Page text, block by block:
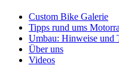
Custom Bike Galerie
Tipps rund ums
Umbau: Hinweise und
Über uns
Videos